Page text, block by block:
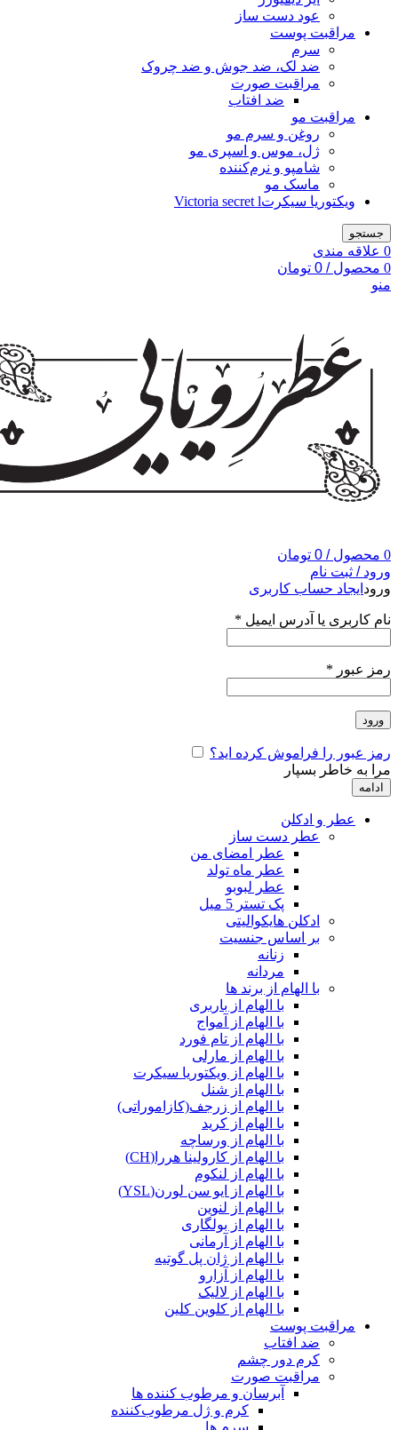
عود دست ساز
مراقبت پوست
سرم
ضد لک، ضد جوش و ضد چروک
مراقبت صورت
ضد افتاب
مراقبت مو
روغن و سرم مو
ژل، موس و اسپری مو
شامپو و نرم‌کننده
ماسک مو
ویکتوریا سیکرتVictoria secret l
جستجو
0 علاقه مندی
0 محصول /
0 تومان
منو
0 محصول /
0 تومان
ورود / ثبت نام
ورود ایجاد حساب کاربری
نام کاربری یا آدرس ایمیل *
رمز عبور *
ورود
رمز عبور را فراموش کرده اید؟
مرا به خاطر بسپار
ادامه
عطر و ادکلن
عطر دست ساز
عطر امضای من
عطر ماه تولد
عطر لبوبو
پک تستر 5 میل
ادکلن هایکوالیتی
بر اساس جنسیت
زنانه
مردانه
با الهام از برند ها
با الهام از باربری
با الهام از آمواج
با الهام از تام فورد
با الهام از مارلی
با الهام از ویکتوریا سیکرت
با الهام از شنل
با الهام از زرجف(کازاموراتی)
با الهام از کرید
با الهام از ورساچه
با الهام از کارولینا هررا(CH)
با الهام از لنکوم
با الهام از ایو سن لورن(YSL)
با الهام از لنوین
با الهام از بولگاری
با الهام از آرمانی
با الهام از ژان پل گوتیه
با الهام از آزارو
با الهام از لالیک
با الهام از کلوین کلین
مراقبت پوست
ضد افتاب
کرم دور چشم
مراقبت صورت
آبرسان و مرطوب کننده ها
کرم و ژل مرطوب‌کننده